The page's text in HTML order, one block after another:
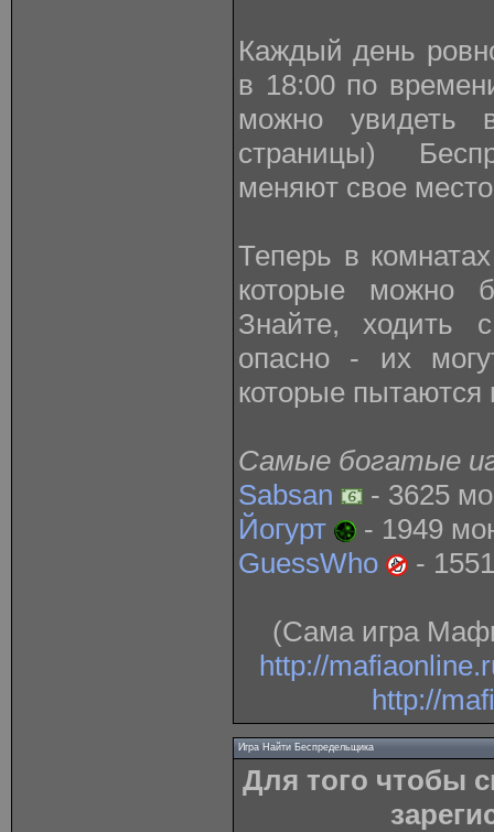
Каждый день
в 18:00 по
можно увидеть
страницы)
меняют свое
Теперь в
которые можно
Знайте, ходить
опасно - их
которые
Самые богатые
Sabsan
- 3625
Йогурт
- 1949
GuessWho
-
(Сама игра
http://
http://
Игра Найти Беспредельщика
Для того чтобы